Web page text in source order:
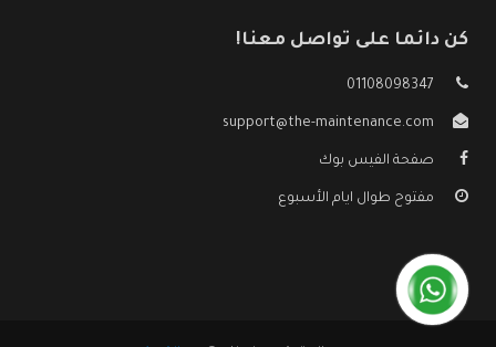
كن دائما على تواصل معنا!
01108098347
support@the-maintenance.com
صفحة الفيس بوك
مفتوح طوال ايام الأسبوع